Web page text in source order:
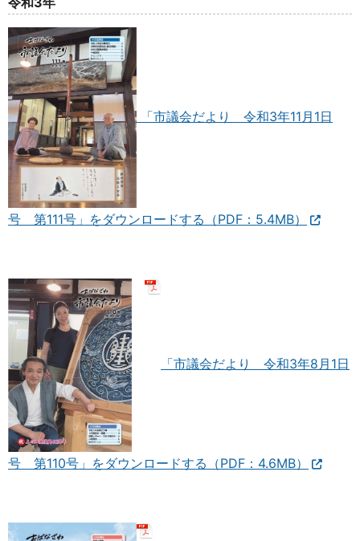
「市議会だより 令和3年11月1日
号 第111号」をダウンロードする（PDF：5.4MB）
「市議会だより 令和3年8月1日
号 第110号」をダウンロードする（PDF：4.6MB）